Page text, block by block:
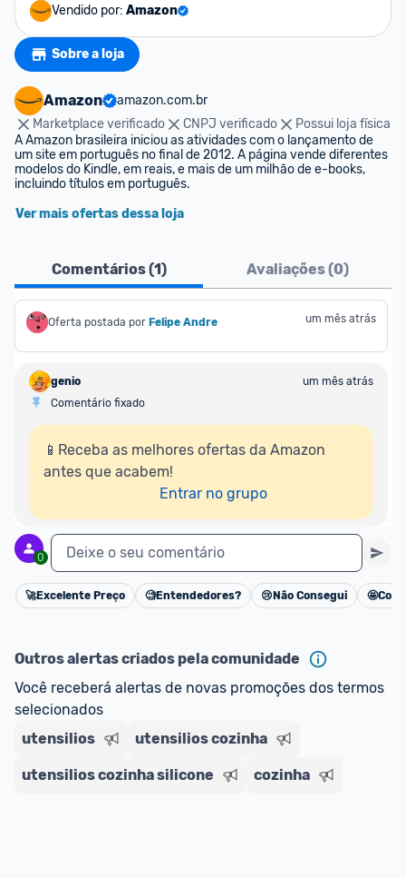
Vendido por: Amazon
Sobre a loja
Amazon
amazon.com.br
Marketplace verificado
CNPJ verificado
Possui loja física
A Amazon brasileira iniciou as atividades com o lançamento de
um site em português no final de 2012. A página vende diferentes
modelos do Kindle, em reais, e mais de um milhão de e-books,
incluindo títulos em português.
Ver mais ofertas dessa loja
Comentários (1) Avaliações (0)
Oferta postada por Felipe Andre um mês atrás
genio
um mês atrás
Comentário fixado
📱Receba as melhores ofertas da Amazon
antes que acabem!
Entrar no grupo
0 Deixe o seu comentário
Cancelar
🚀Excelente Preço 🧐Entendedores? 😢 Não Consegui 🤩
Outros alertas criados pela comunidade
Você receberá alertas de novas promoções dos termos
selecionados
utensilios
utensilios cozinha
utensilios cozinha silicone cozinha